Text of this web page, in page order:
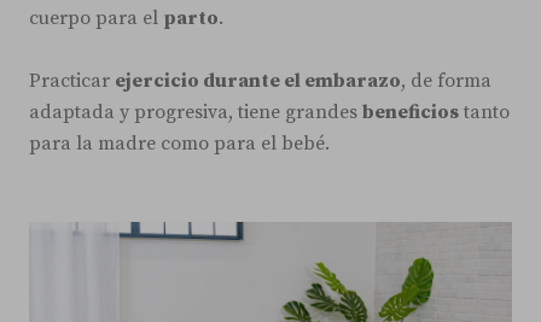
cuerpo para el parto.
Practicar ejercicio durante el embarazo, de forma
adaptada y progresiva, tiene grandes beneficios tanto
para la madre como para el bebé.